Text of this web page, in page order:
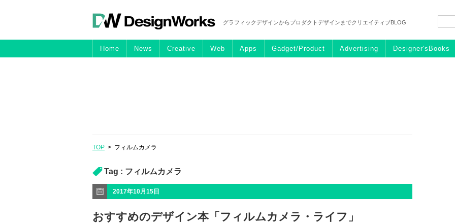
グラフィックデザインからプロダクトデザインまでクリエイティブBLOG
Home News Creative Web Apps Gadget/Product Advertising Designer'sBooks
TOP > フィルムカメラ
Tag : フィルムカメラ
2017年10月15日
おすすめのデザイン本「フィルムカメラ・ライフ」